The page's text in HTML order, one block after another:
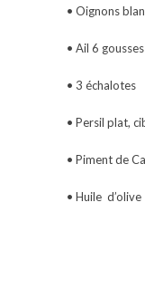
• Oignons
• Ail 6 gousses
• 3 échalotes
• Persil plat,
• Piment de
• Huile d’olive